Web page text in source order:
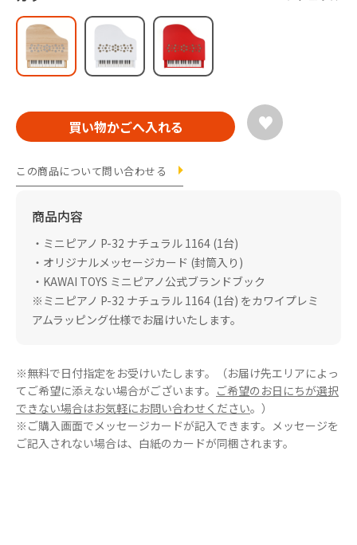
この商品について問い合わせる
商品内容
・ミニピアノ P-32 ナチュラル 1164 (1台)
・オリジナルメッセージカード (封筒入り)
・KAWAI TOYS ミニピアノ公式ブランドブック
※ミニピアノ P-32 ナチュラル 1164 (1台) をカワイプレミ
アムラッピング仕様でお届けいたします。
※無料で日付指定をお受けいたします。（お届け先エリアによっ
てご希望に添えない場合がございます。 ご希望のお日にちが選択
できない場合はお気軽にお問い合わせください。）
※ご購入画面でメッセージカードが記入できます。メッセージを
ご記入されない場合は、白紙のカードが同梱されます。